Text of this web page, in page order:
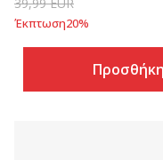
Έκπτωση20%
Προσθήκη